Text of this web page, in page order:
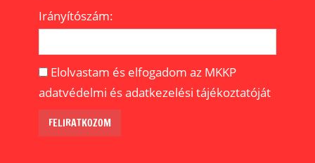
Irányítószám:
Elolvastam és elfogadom az MKKP
adatvédelmi és adatkezelési tájékoztatóját